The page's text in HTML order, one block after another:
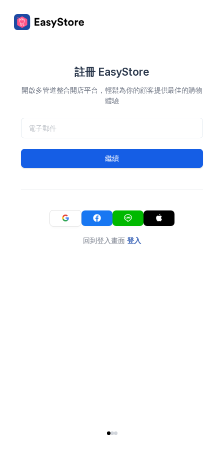
註冊 EasyStore
開啟多管道整合開店平台，輕鬆為你的顧客提供最佳的購物
體驗
繼續
回到登入畫面 登入